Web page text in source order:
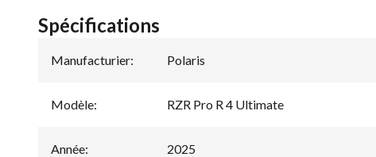
Spécifications
Manufacturier: Polaris
Modèle: RZR Pro R 4 Ultimate
Année: 2025